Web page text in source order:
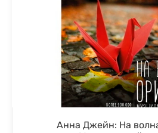
Анна Джейн: На